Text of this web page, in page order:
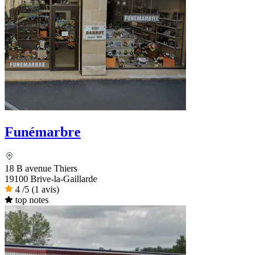
Funémarbre
18 B avenue Thiers
19100 Brive-la-Gaillarde
4 /5 (1 avis)
top notes